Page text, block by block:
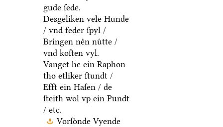
gude ſede.
Desgeliken vele Hunde
/ vnd feder ſpyl /
Bringen neͤn nuͤtte /
vnd koſten vyl.
Vanget he ein Raphon
tho etliker ſtundt /
Efft ein Haſen / de
ſteith wol vp ein Pundt
/ etc.
Vorſoͤnde Vyende